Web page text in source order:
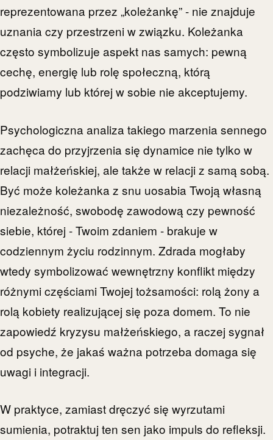
reprezentowana przez „koleżankę” - nie znajduje
uznania czy przestrzeni w związku. Koleżanka
często symbolizuje aspekt nas samych: pewną
cechę, energię lub rolę społeczną, którą
podziwiamy lub której w sobie nie akceptujemy.
Psychologiczna analiza takiego marzenia sennego
zachęca do przyjrzenia się dynamice nie tylko w
relacji małżeńskiej, ale także w relacji z samą sobą.
Być może koleżanka z snu uosabia Twoją własną
niezależność, swobodę zawodową czy pewność
siebie, której - Twoim zdaniem - brakuje w
codziennym życiu rodzinnym. Zdrada mogłaby
wtedy symbolizować wewnętrzny konflikt między
różnymi częściami Twojej tożsamości: rolą żony a
rolą kobiety realizującej się poza domem. To nie
zapowiedź kryzysu małżeńskiego, a raczej sygnał
od psyche, że jakaś ważna potrzeba domaga się
uwagi i integracji.
W praktyce, zamiast dręczyć się wyrzutami
sumienia, potraktuj ten sen jako impuls do refleksji.